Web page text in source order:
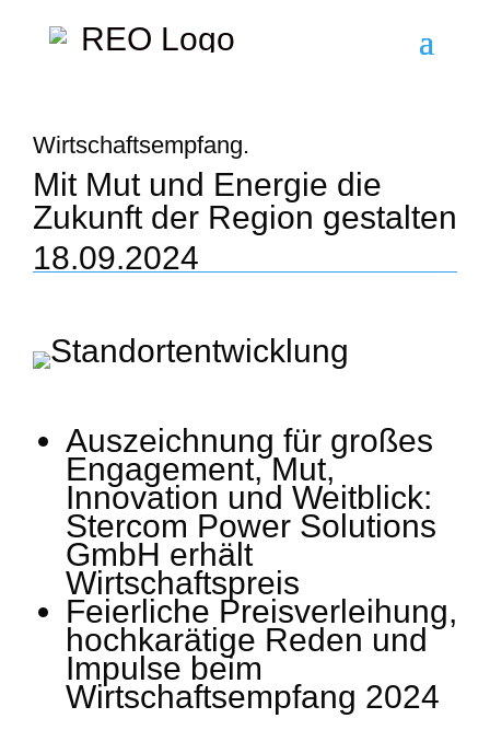
Wirtschaftsempfang.
Mit Mut und Energie die
Zukunft der Region gestalten
18.09.2024
Auszeichnung für großes
Engagement, Mut,
Innovation und Weitblick:
Stercom Power Solutions
GmbH erhält
Wirtschaftspreis
Feierliche Preisverleihung,
hochkarätige Reden und
Impulse beim
Wirtschaftsempfang 2024